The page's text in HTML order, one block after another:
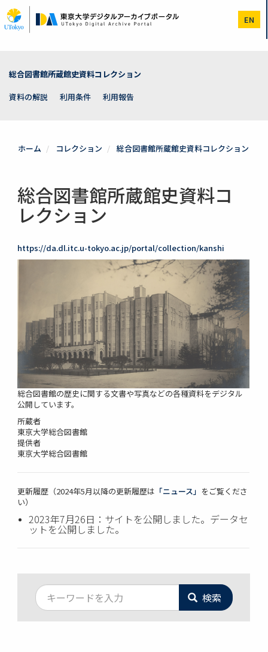
イ
ン
EN
総合図書館所蔵館史資料コレクション
資料の解説
利用条件 利用報告
ホーム コレクション 総合図書館所蔵館史資料コレクション
総合図書館所蔵館史資料コ
レクション
https://da.dl.itc.u-tokyo.ac.jp/portal/collection/kanshi
総合図書館の歴史に関する文書や写真などの各種資料をデジタル
公開しています。
所蔵者
東京大学総合図書館
提供者
東京大学総合図書館
更新履歴（2024年5月以降の更新履歴は 「ニュース」 をご覧くださ
い）
2023年7月26日：サイトを公開しました。データセ
ットを公開しました。
検索